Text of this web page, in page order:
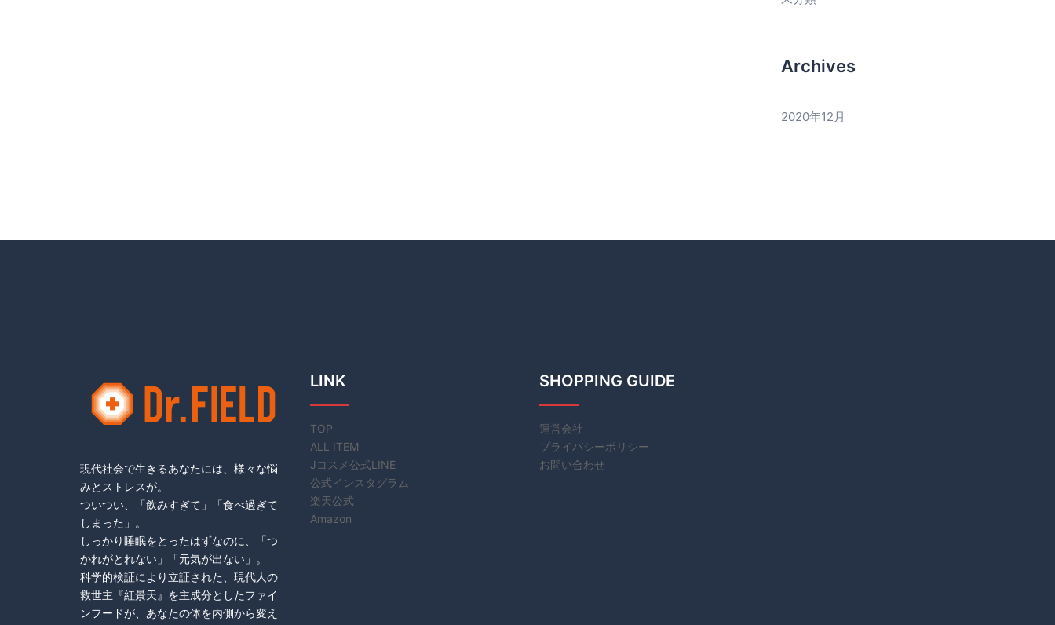
Archives
2020年12月
現代社会で生きるあなたには、様々な悩
みとストレスが。
ついつい、「飲みすぎて」「食べ過ぎて
しまった」。
しっかり睡眠をとったはずなのに、「つ
かれがとれない」「元気が出ない」。
科学的検証により立証された、現代人の
救世主『紅景天』を主成分としたファイ
ンフードが、あなたの体を内側から変え
LINK
TOP
ALL ITEM
Jコスメ公式LINE
公式インスタグラム
楽天公式
Amazon
SHOPPING GUIDE
運営会社
プライバシーポリシー
お問い合わせ